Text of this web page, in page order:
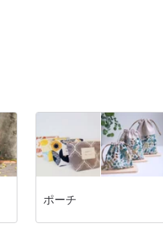
ポーチ